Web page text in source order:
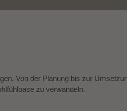
Von der Planung bis zur
zu verwandeln.